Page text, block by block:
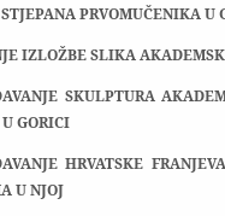
PRVOMUČENIKA U
IZLOŽBE SLIKA
SKULPTURA
GORICI
HRVATSKE
U NJOJ